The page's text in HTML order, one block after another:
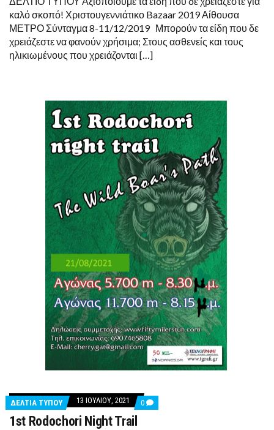
ΚΑΛΌ
ΣΚΟΠΌ!
καλό σκοπό! Χριστουγεννιάτικο Bazaar 2019 Αίθουσα
ΜΕΤΡΟ Σύνταγμα 8-11/12/2019 Μπορούν τα είδη που δε
χρειάζεστε να φανούν χρήσιμα; Στους ασθενείς και τους
ηλικιωμένους που χρειάζονται […]
ΔΕΛΤΙΑ ΤΥΠΟΥ 13 ΙΟΥΛΊΟΥ, 2021 0 COMMENTS
ON
1st Rodochori Night Trail